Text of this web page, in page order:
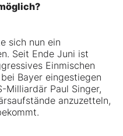
sich nun ein
Seit Ende Juni ist
Einmischen
Bayer eingestiegen
Paul Singer,
anzuzetteln,